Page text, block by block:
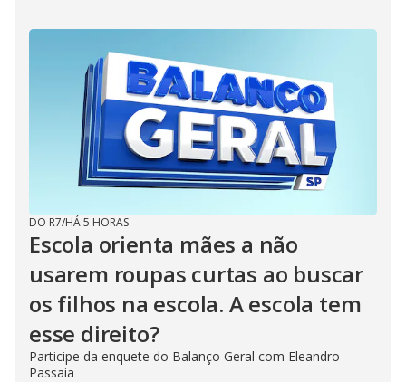
DO R7/HÁ 5 HORAS
Escola orienta mães a não
usarem roupas curtas ao buscar
os filhos na escola. A escola tem
esse direito?
Participe da enquete do Balanço Geral com Eleandro
Passaia